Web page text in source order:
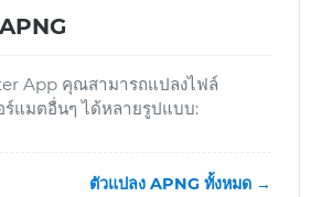
App คุณสามารถแปลงไฟล์
ร์แมตอื่นๆ ได้หลายรูปแบบ:
ตัวแปลง APNG ทั้งหมด →